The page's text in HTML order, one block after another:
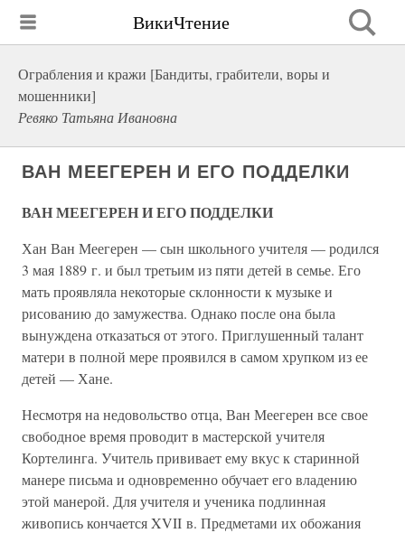
ВикиЧтение
Ограбления и кражи [Бандиты, грабители, воры и
мошенники]
Ревяко Татьяна Ивановна
ВАН МЕЕГЕРЕН И ЕГО ПОДДЕЛКИ
ВАН МЕЕГЕРЕН И ЕГО ПОДДЕЛКИ
Хан Ван Меегерен — сын школьного учителя — родился
3 мая 1889 г. и был третьим из пяти детей в семье. Его
мать проявляла некоторые склонности к музыке и
рисованию до замужества. Однако после она была
вынуждена отказаться от этого. Приглушенный талант
матери в полной мере проявился в самом хрупком из ее
детей — Хане.
Несмотря на недовольство отца, Ван Меегерен все свое
свободное время проводит в мастерской учителя
Кортелинга. Учитель прививает ему вкус к старинной
манере письма и одновременно обучает его владению
этой манерой. Для учителя и ученика подлинная
живопись кончается XVII в. Предметами их обожания